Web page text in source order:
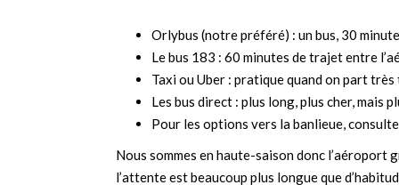
Orlybus (notre préféré) : un bus, 30
Le bus 183 : 60 minutes de trajet entre
Taxi ou Uber : pratique quand on part
Les bus direct : plus long, plus cher, mais
Pour les options vers la banlieue,
Nous sommes en haute-saison donc l’aéroport
l’attente est beaucoup plus longue que